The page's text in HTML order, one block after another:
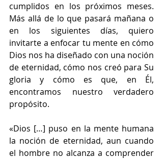
cumplidos en los próximos meses.
Más allá de lo que pasará mañana o
en los siguientes días, quiero
invitarte a enfocar tu mente en cómo
Dios nos ha diseñado con una noción
de eternidad, cómo nos creó para Su
gloria y cómo es que, en Él,
encontramos nuestro verdadero
propósito.
«Dios […] puso en la mente humana
la noción de eternidad, aun cuando
el hombre no alcanza a comprender